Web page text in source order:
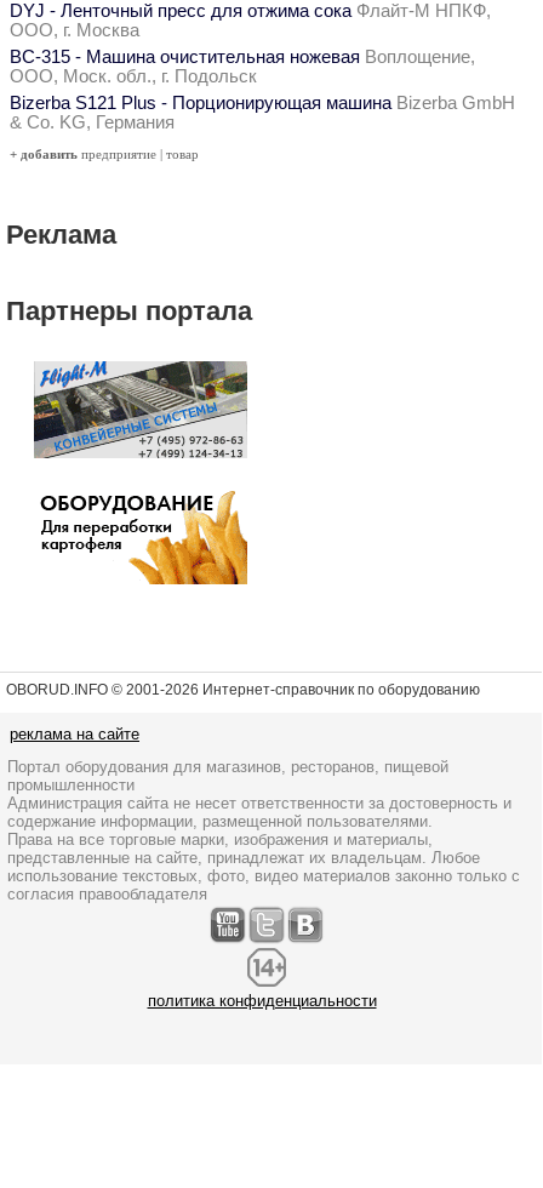
DYJ - Ленточный пресс для отжима сока Флайт-М НПКФ,
ООО, г. Москва
ВС-315 - Машина очистительная ножевая Воплощение,
ООО, Моск. обл., г. Подольск
Bizerba S121 Plus - Порционирующая машина Bizerba GmbH
& Co. KG, Германия
+ добавить предприятие | товар
Реклама
Партнеры портала
OBORUD.INFO © 2001-2026 Интернет-справочник по оборудованию
реклама на сайте
Портал оборудования для магазинов, ресторанов, пищевой
промышленности
Администрация сайта не несет ответственности за достоверность и
содержание информации, размещенной пользователями.
Права на все торговые марки, изображения и материалы,
представленные на сайте, принадлежат их владельцам. Любое
использование текстовых, фото, видео материалов законно только с
согласия правообладателя
политика конфиденциальности